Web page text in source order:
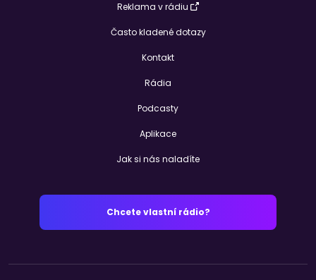
Reklama v rádiu
Často kladené dotazy
Kontakt
Rádia
Podcasty
Aplikace
Jak si nás naladíte
Chcete vlastní rádio?